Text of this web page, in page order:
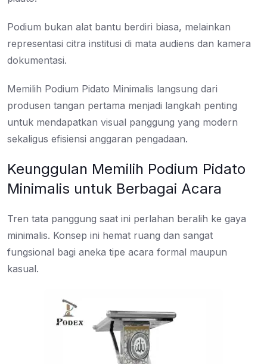
Podium bukan alat bantu berdiri biasa, melainkan
representasi citra institusi di mata audiens dan kamera
dokumentasi.
Memilih Podium Pidato Minimalis langsung dari
produsen tangan pertama menjadi langkah penting
untuk mendapatkan visual panggung yang modern
sekaligus efisiensi anggaran pengadaan.
Keunggulan Memilih Podium Pidato
Minimalis untuk Berbagai Acara
Tren tata panggung saat ini perlahan beralih ke gaya
minimalis. Konsep ini hemat ruang dan sangat
fungsional bagi aneka tipe acara formal maupun
kasual.